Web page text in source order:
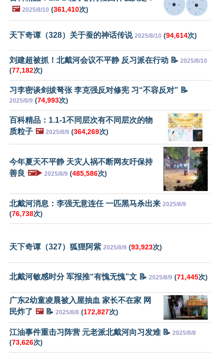
🖼️ 2025/8/10 (361,410次)
天下奇谭（328）关于蚕的神话传说 2025/8/10 (94,614次)
刘建超被抓！北戴河会议不平静 反习派在行动 📝 2025/8/10
(77,182次)
习李密谈剑拔弩张 李克强反对修宪 习“不容反对” 📝
2025/8/9 (74,993次)
百科精品：1.1-1不同层次有不同层次的物
质粒子 🖼️ 2025/8/9 (364,269次)
今年夏天不平静 天灾人祸不断网友吁保持
善良 🖼️▶️ 2025/8/9 (485,586次)
北戴河消息：李强无意连任 一匹黑马杀出来 2025/8/9
(76,738次)
天下奇谭（327）狐狸阿紫 2025/8/9 (93,923次)
北戴河敏感时分 军报推“有愧无愧”文 📝 2025/8/9 (71,445次)
广东2幼童凌晨被入屋抽血 家长不在家 网
民炸了 🖼️📝 2025/8/8 (172,827次)
江油事件重击习阵营 元老派北戴河向习发难 📝 2025/8/8
(73,626次)